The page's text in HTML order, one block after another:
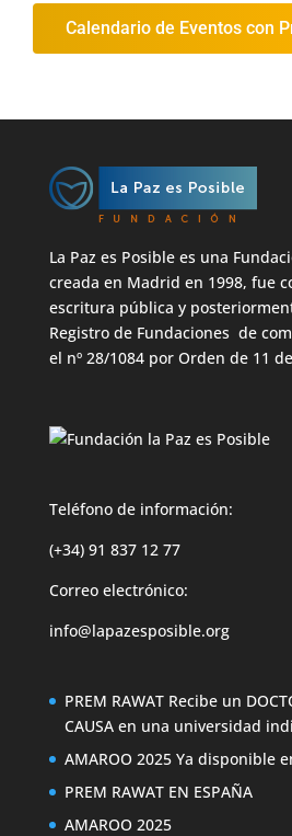
Calendario de Eventos con
La Paz es Posible es una
creada en Madrid en 1998, fue
escritura pública y
Registro de Fundaciones de
el nº 28/1084 por Orden de 11
Teléfono de información:
(+34) 91 837 12 77
Correo electrónico:
info@lapazesposible.org
PREM RAWAT Recibe un
CAUSA en una universidad
AMAROO 2025 Ya disponible
PREM RAWAT EN ESPAÑA
AMAROO 2025